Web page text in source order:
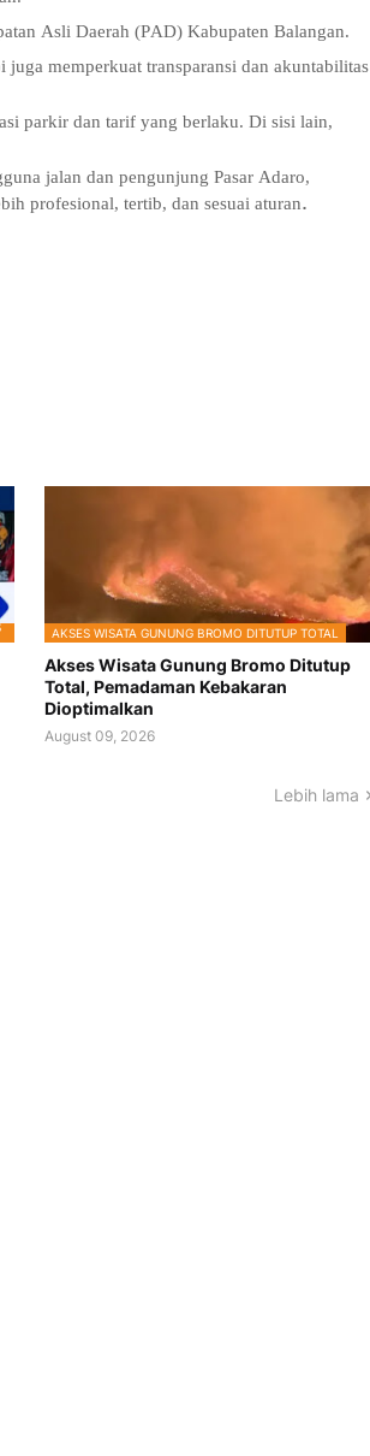
Asli Daerah (PAD) Kabupaten Balangan.
memperkuat transparansi dan akuntabilitas
parkir dan tarif yang berlaku. Di sisi lain,
jalan dan pengunjung Pasar Adaro,
profesional, tertib, dan sesuai aturan.
AKSES WISATA GUNUNG BROMO DITUTUP TOTAL
Akses Wisata Gunung Bromo Ditutup
Total, Pemadaman Kebakaran
Dioptimalkan
August 09, 2026
Lebih lama